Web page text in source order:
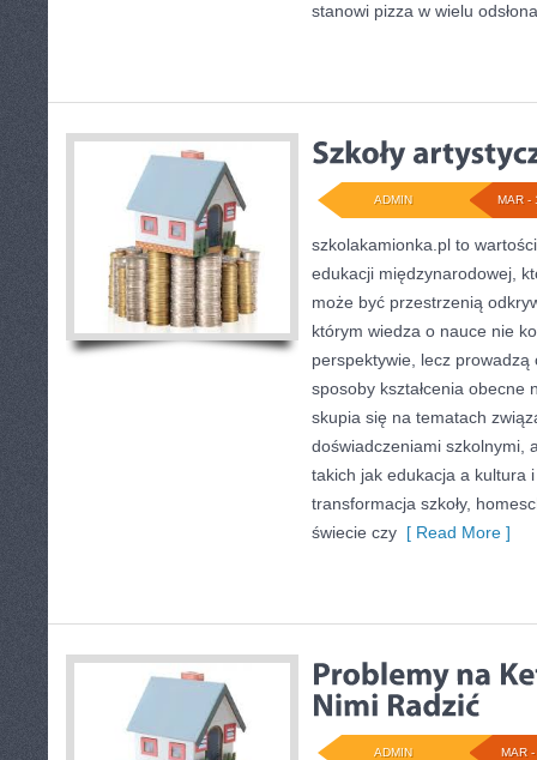
stanowi pizza w wielu
MAR -
ADMIN
szkolakamionka.pl to
edukacji międzynarodowej,
może być przestrzenią
którym wiedza o nauce nie
perspektywie, lecz
sposoby kształcenia obecne
skupia się na tematach
doświadczeniami szkolnymi,
takich jak edukacja a kultura
transformacja szkoły,
świecie czy [ Read More ]
MAR
ADMIN